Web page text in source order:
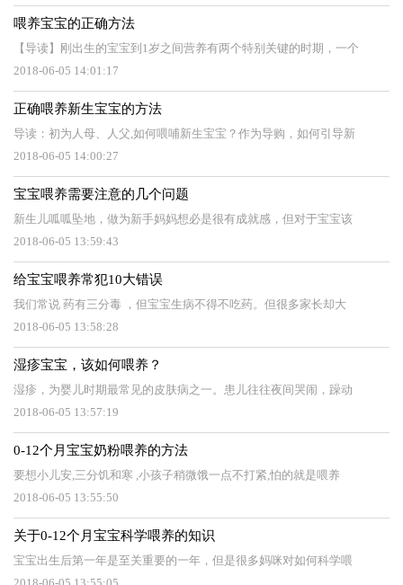
喂养宝宝的正确方法
【导读】刚出生的宝宝到1岁之间营养有两个特别关键的时期，一个
2018-06-05 14:01:17
正确喂养新生宝宝的方法
导读：初为人母、人父,如何喂哺新生宝宝？作为导购，如何引导新
2018-06-05 14:00:27
宝宝喂养需要注意的几个问题
新生儿呱呱坠地，做为新手妈妈想必是很有成就感，但对于宝宝该
2018-06-05 13:59:43
给宝宝喂养常犯10大错误
我们常说 药有三分毒 ，但宝宝生病不得不吃药。但很多家长却大
2018-06-05 13:58:28
湿疹宝宝，该如何喂养？
湿疹，为婴儿时期最常见的皮肤病之一。患儿往往夜间哭闹，躁动
2018-06-05 13:57:19
0-12个月宝宝奶粉喂养的方法
要想小儿安,三分饥和寒 ,小孩子稍微饿一点不打紧,怕的就是喂养
2018-06-05 13:55:50
关于0-12个月宝宝科学喂养的知识
宝宝出生后第一年是至关重要的一年，但是很多妈咪对如何科学喂